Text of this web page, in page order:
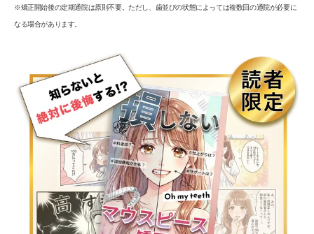
※矯正開始後の定期通院は原則不要。ただし、歯並びの状態によっては複数回の通院が必要に
なる場合があります。